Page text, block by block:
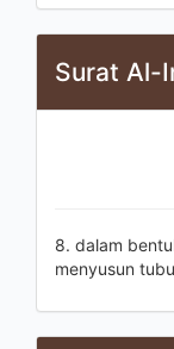
Surat Al-
8. dalam
menyusun